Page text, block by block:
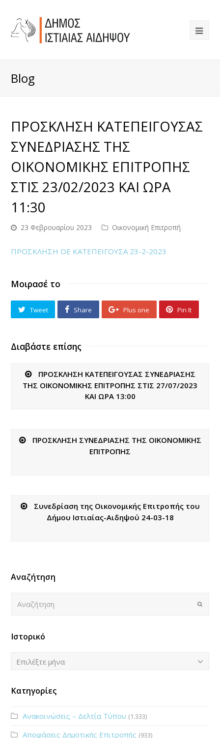
Blog
ΠΡΟΣΚΛΗΣΗ ΚΑΤΕΠΕΙΓΟΥΣΑΣ
ΣΥΝΕΔΡΙΑΣΗΣ ΤΗΣ
ΟΙΚΟΝΟΜΙΚΗΣ ΕΠΙΤΡΟΠΗΣ
ΣΤΙΣ 23/02/2023 ΚΑΙ ΩΡΑ
11:30
23 Φεβρουαρίου 2023 Οικονομική Επιτροπή
ΠΡΟΣΚΛΗΣΗ ΟΕ ΚΑΤΕΠΕΙΓΟΥΣΑ 23-2-2023
Μοιρασέ το
Tweet Share Plus one Pin It
Διαβάστε επίσης
ΠΡΟΣΚΛΗΣΗ ΚΑΤΕΠΕΙΓΟΥΣΑΣ ΣΥΝΕΔΡΙΑΣΗΣ
ΤΗΣ ΟΙΚΟΝΟΜΙΚΗΣ ΕΠΙΤΡΟΠΗΣ ΣΤΙΣ 27/07/2023
ΚΑΙ ΩΡΑ 13:00
ΠΡΟΣΚΛΗΣΗ ΣΥΝΕΔΡΙΑΣΗΣ ΤΗΣ ΟΙΚΟΝΟΜΙΚΗΣ
ΕΠΙΤΡΟΠΗΣ
Συνεδρίαση της Οικονομικής Επιτροπής του
Δήμου Ιστιαίας-Αιδηψού 24-03-18
Αναζήτηση
Submit
Ιστορικό
Ιστορικό
Επιλέξτε μήνα
Κατηγορίες
Ανακοινώσεις – Δελτία Τύπου (1.333)
Αποφάσεις Δημοτικής Επιτροπής (933)